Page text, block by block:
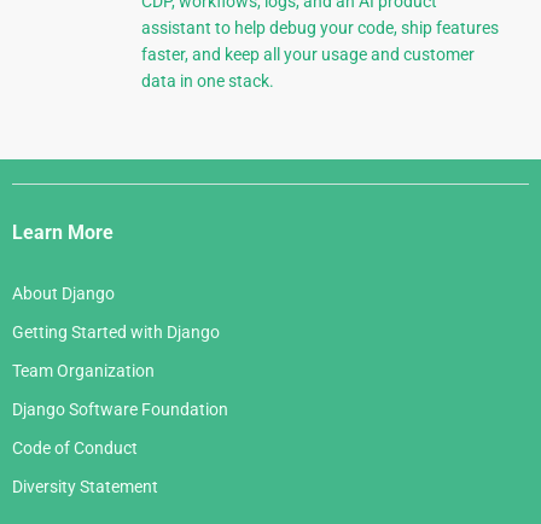
assistant to help debug your code, ship features
faster, and keep all your usage and customer
data in one stack.
Django
Links
Learn More
About Django
Getting Started with Django
Team Organization
Django Software Foundation
Code of Conduct
Diversity Statement